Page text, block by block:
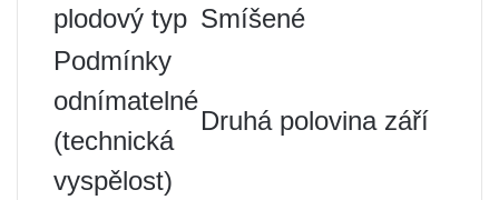
plodový typ Smíšené
Podmínky
odnímatelné
(technická
vyspělost)
Druhá polovina září